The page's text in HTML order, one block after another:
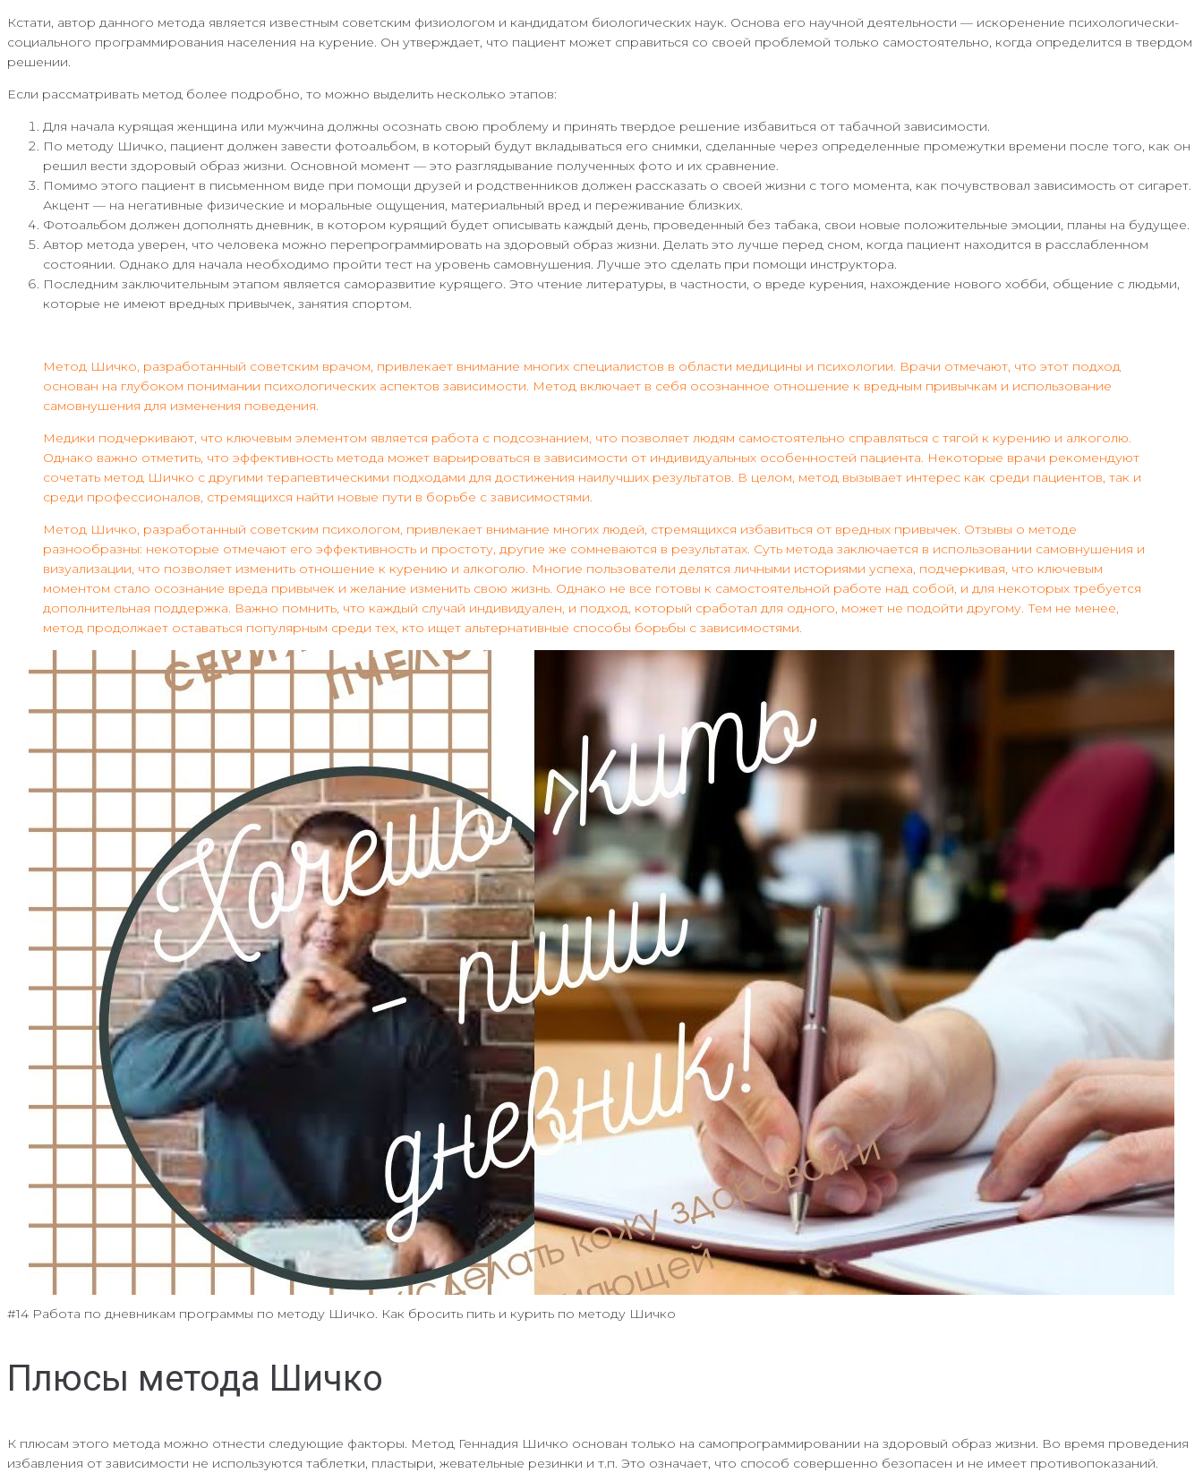
Кстати, автор данного метода является известным советским физиологом и кандидатом биологических наук. Основа его научной деятельности — искоренение психологически-
социального программирования населения на курение. Он утверждает, что пациент может справиться со своей проблемой только самостоятельно, когда определится в твердом
решении.
Если рассматривать метод более подробно, то можно выделить несколько этапов:
Для начала курящая женщина или мужчина должны осознать свою проблему и принять твердое решение избавиться от табачной зависимости.
По методу Шичко, пациент должен завести фотоальбом, в который будут вкладываться его снимки, сделанные через определенные промежутки времени после того, как он
решил вести здоровый образ жизни. Основной момент — это разглядывание полученных фото и их сравнение.
Помимо этого пациент в письменном виде при помощи друзей и родственников должен рассказать о своей жизни с того момента, как почувствовал зависимость от сигарет.
Акцент — на негативные физические и моральные ощущения, материальный вред и переживание близких.
Фотоальбом должен дополнять дневник, в котором курящий будет описывать каждый день, проведенный без табака, свои новые положительные эмоции, планы на будущее.
Автор метода уверен, что человека можно перепрограммировать на здоровый образ жизни. Делать это лучше перед сном, когда пациент находится в расслабленном
состоянии. Однако для начала необходимо пройти тест на уровень самовнушения. Лучше это сделать при помощи инструктора.
Последним заключительным этапом является саморазвитие курящего. Это чтение литературы, в частности, о вреде курения, нахождение нового хобби, общение с людьми,
которые не имеют вредных привычек, занятия спортом.
Метод Шичко, разработанный советским врачом, привлекает внимание многих специалистов в области медицины и психологии. Врачи отмечают, что этот подход
основан на глубоком понимании психологических аспектов зависимости. Метод включает в себя осознанное отношение к вредным привычкам и использование
самовнушения для изменения поведения.
Медики подчеркивают, что ключевым элементом является работа с подсознанием, что позволяет людям самостоятельно справляться с тягой к курению и алкоголю.
Однако важно отметить, что эффективность метода может варьироваться в зависимости от индивидуальных особенностей пациента. Некоторые врачи рекомендуют
сочетать метод Шичко с другими терапевтическими подходами для достижения наилучших результатов. В целом, метод вызывает интерес как среди пациентов, так и
среди профессионалов, стремящихся найти новые пути в борьбе с зависимостями.
Метод Шичко, разработанный советским психологом, привлекает внимание многих людей, стремящихся избавиться от вредных привычек. Отзывы о методе
разнообразны: некоторые отмечают его эффективность и простоту, другие же сомневаются в результатах. Суть метода заключается в использовании самовнушения и
визуализации, что позволяет изменить отношение к курению и алкоголю. Многие пользователи делятся личными историями успеха, подчеркивая, что ключевым
моментом стало осознание вреда привычек и желание изменить свою жизнь. Однако не все готовы к самостоятельной работе над собой, и для некоторых требуется
дополнительная поддержка. Важно помнить, что каждый случай индивидуален, и подход, который сработал для одного, может не подойти другому. Тем не менее,
метод продолжает оставаться популярным среди тех, кто ищет альтернативные способы борьбы с зависимостями.
#14 Работа по дневникам программы по методу Шичко. Как бросить пить и курить по методу Шичко
Плюсы метода Шичко
К плюсам этого метода можно отнести следующие факторы. Метод Геннадия Шичко основан только на самопрограммировании на здоровый образ жизни. Во время проведения
избавления от зависимости не используются таблетки, пластыри, жевательные резинки и т.п. Это означает, что способ совершенно безопасен и не имеет противопоказаний.